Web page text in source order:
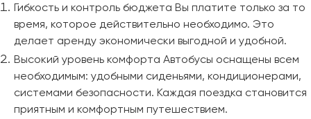
Гибкость и контроль бюджета Вы платите только за то
время, которое действительно необходимо. Это
делает аренду экономически выгодной и удобной.
Высокий уровень комфорта Автобусы оснащены всем
необходимым: удобными сиденьями, кондиционерами,
системами безопасности. Каждая поездка становится
приятным и комфортным путешествием.